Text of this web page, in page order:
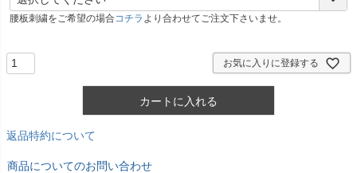
必
須
腰板刺繍をご希望の場合コチラ より合わせてご注文下さいませ。
お気に入りに登録する
カートに入れる
返品特約について
商品についてのお問い合わせ